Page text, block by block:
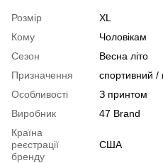
Розмір
XL
Кому
Чоловікам
Сезон
Весна літо
Призначення
спортивний /
Особливості
З принтом
Виробник
47 Brand
Країна
реєстрації
бренду
США